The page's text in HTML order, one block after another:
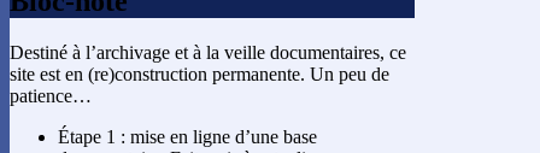
Destiné à l’archivage et à la veille documentaires, ce
site est en (re)construction permanente. Un peu de
patience…
Étape 1 : mise en ligne d’une base